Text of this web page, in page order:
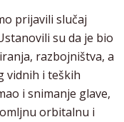
prijavili slučaj
su da je bio
razbojništva, a
vidnih i teških
i snimanje glave,
orbitalnu i